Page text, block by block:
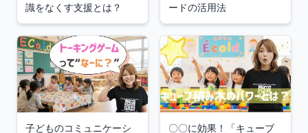
識をなくす支援とは？
ードの活用法
子どものコミュニケーシ 〇〇に効果！「キューブ